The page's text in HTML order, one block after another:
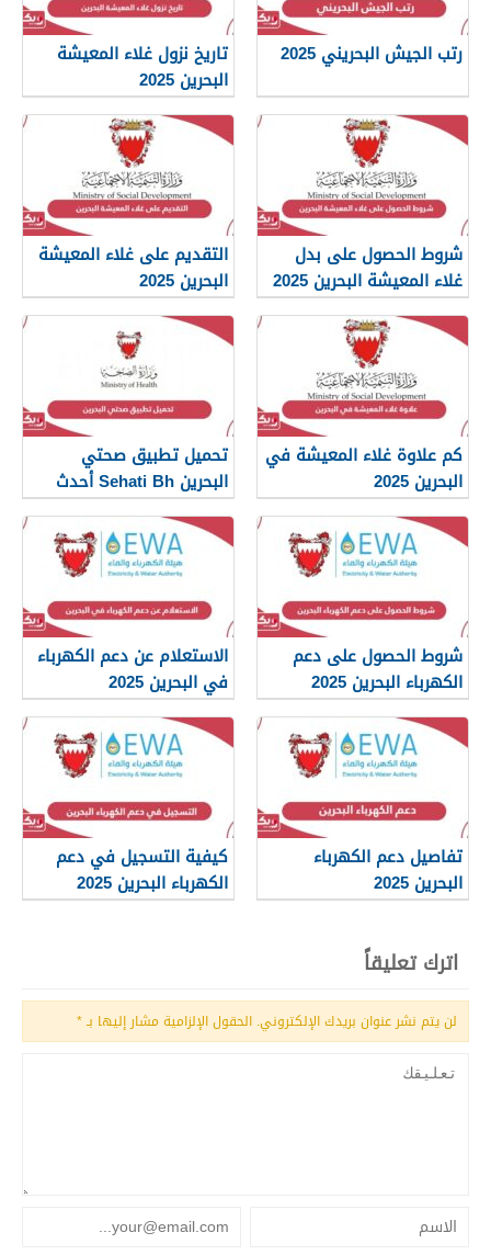
رتب الجيش البحريني 2025
تاريخ نزول غلاء المعيشة
البحرين 2025
شروط الحصول على بدل
غلاء المعيشة البحرين 2025
التقديم على غلاء المعيشة
البحرين 2025
كم علاوة غلاء المعيشة في
البحرين 2025
تحميل تطبيق صحتي
البحرين Sehati Bh أحدث
إصدار 2025
شروط الحصول على دعم
الكهرباء البحرين 2025
الاستعلام عن دعم الكهرباء
في البحرين 2025
تفاصيل دعم الكهرباء
البحرين 2025
كيفية التسجيل في دعم
الكهرباء البحرين 2025
اترك تعليقاً
لن يتم نشر عنوان بريدك الإلكتروني. الحقول الإلزامية مشار إليها بـ*